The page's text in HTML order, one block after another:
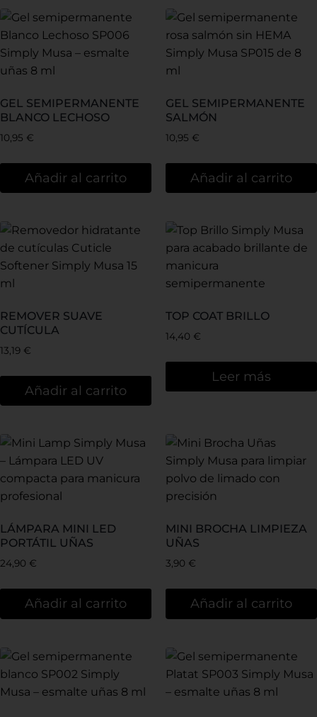
GEL SEMIPERMANENTE
BLANCO LECHOSO
10,95 €
Añadir al carrito
GEL SEMIPERMANENTE
SALMÓN
10,95 €
Añadir al carrito
REMOVER SUAVE
CUTÍCULA
13,19 €
Añadir al carrito
TOP COAT BRILLO
14,40 €
Leer más
LÁMPARA MINI LED
PORTÁTIL UÑAS
24,90 €
Añadir al carrito
MINI BROCHA LIMPIEZA
UÑAS
3,90 €
Añadir al carrito